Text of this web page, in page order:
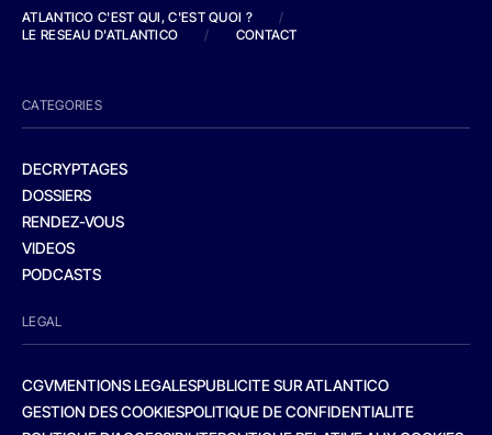
ATLANTICO C'EST QUI, C'EST QUOI ?
/
LE RESEAU D'ATLANTICO
/ CONTACT
CATEGORIES
DECRYPTAGES
DOSSIERS
RENDEZ-VOUS
VIDEOS
PODCASTS
LEGAL
CGVMENTIONS LEGALESPUBLICITE SUR ATLANTICO
GESTION DES COOKIESPOLITIQUE DE CONFIDENTIALITE